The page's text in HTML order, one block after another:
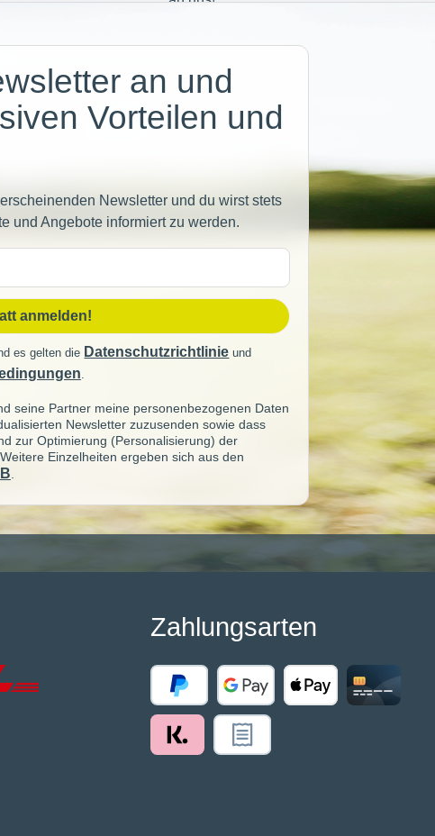
an und
Vorteilen und
Newsletter und du wirst stets
und Angebote informiert zu werden.
Adresse
anmelden!
es gelten die Datenschutzrichtlinie und
.
seine Partner meine personenbezogenen Daten
Newsletter zuzusenden sowie dass
zur Optimierung (Personalisierung) der
Einzelheiten ergeben sich aus den
Zahlungsarten